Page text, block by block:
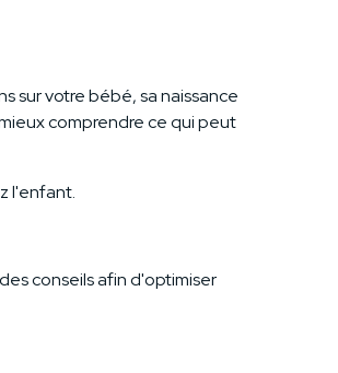
sur votre bébé, sa naissance
comprendre ce qui peut
l'enfant.
conseils afin d'optimiser